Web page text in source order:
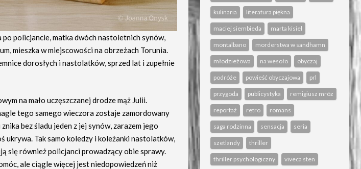
po policjancie, matka dwóch nastoletnich synów,
mieszka w miejscowości na obrzeżach Torunia.
dorosłych i nastolatków, sprzed lat i zupełnie
na mało uczęszczanej drodze mąż Julii.
tego samego wieczora zostaje zamordowany
bez śladu jeden z jej synów, zarazem jego
ukrywa. Tak samo koledzy i koleżanki nastolatków,
się również policjanci prowadzący obie sprawy.
ale ciągle więcej jest niedopowiedzeń niż
kulinaria literatura piękna
maciej siembieda marta kisiel
montalbano morderstwa w sandhamn
młodzieżowa na wesoło obyczaj
podróże powieść obyczajowa prl
przygoda publicystyka remigiusz mróz
reportaż retro romans
saga rodzinna sensacja seria
szetlandy thriller
thriller psychologiczny viveca sten